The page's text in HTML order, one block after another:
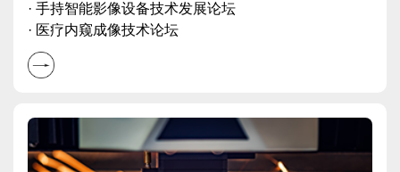
· 手持智能影像设备技术发展论坛
· 医疗内窥成像技术论坛